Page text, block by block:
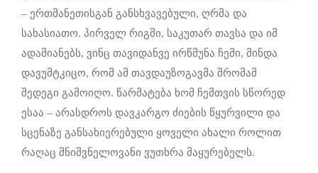
– ერთმანეთისგან განსხვავებული, ღრმა და
სახასიათო. პირველ რიგში, საკუთარ თავსა და იმ
ადამიანებს, ვინც თავიდანვე ირწმუნა ჩემი, მინდა
დავუმტკიცო, რომ ამ თავდაუზოგავმა შრომამ
შედეგი გამოიღო. წარმატება ხომ ჩემთვის სწორედ
ესაა – არასდროს დავკარგო ძიების წყურვილი და
სცენაზე განსახიერებული ყოველი ახალი როლით
რაღაც მნიშვნელოვანი ვუთხრა მაყურებელს.